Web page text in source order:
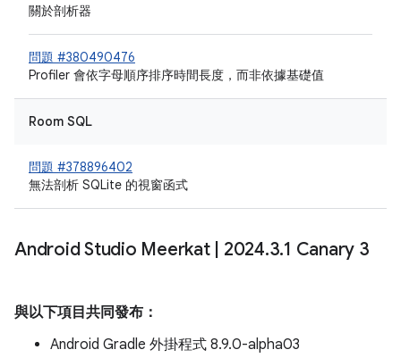
關於剖析器
問題 #380490476
Profiler 會依字母順序排序時間長度，而非依據基礎值
Room SQL
問題 #378896402
無法剖析 SQLite 的視窗函式
Android Studio Meerkat 2024.3.1 Canary 3
與以下項目共同發布：
Android Gradle 外掛程式 8.9.0-alpha03